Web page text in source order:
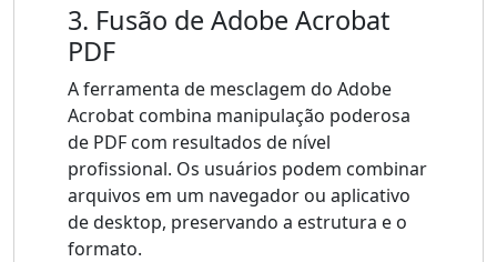
3. Fusão de Adobe Acrobat
PDF
A ferramenta de mesclagem do Adobe
Acrobat combina manipulação poderosa
de PDF com resultados de nível
profissional. Os usuários podem combinar
arquivos em um navegador ou aplicativo
de desktop, preservando a estrutura e o
formato.